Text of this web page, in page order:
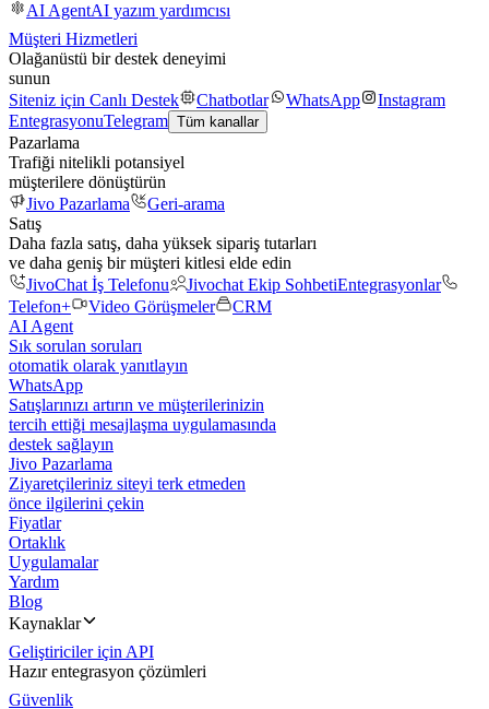
AI AgentAI yazım yardımcısı
Müşteri Hizmetleri
Olağanüstü bir destek deneyimi
sunun
Siteniz için Canlı Destek
Chatbotlar WhatsApp
Instagram
EntegrasyonuTelegram Tüm kanallar
Pazarlama
Trafiği nitelikli potansiyel
müşterilere dönüştürün
Jivo Pazarlama
Geri-arama
Satış
Daha fazla satış, daha yüksek sipariş tutarları
ve daha geniş bir müşteri kitlesi elde edin
JivoChat İş Telefonu
Jivochat Ekip SohbetiEntegrasyonlar
Telefon+
Video Görüşmeler
CRM
AI Agent
Sık sorulan soruları
otomatik olarak yanıtlayın
WhatsApp
Satışlarınızı artırın ve müşterilerinizin
tercih ettiği mesajlaşma uygulamasında
destek sağlayın
Jivo Pazarlama
Ziyaretçileriniz siteyi terk etmeden
önce ilgilerini çekin
Fiyatlar
Ortaklık
Uygulamalar
Yardım
Blog
Kaynaklar
Geliştiriciler için API
Hazır entegrasyon çözümleri
Güvenlik